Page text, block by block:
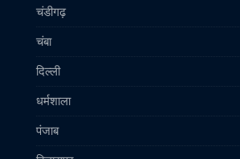
चंडीगढ़
चंबा
दिल्ली
धर्मशाला
पंजाब